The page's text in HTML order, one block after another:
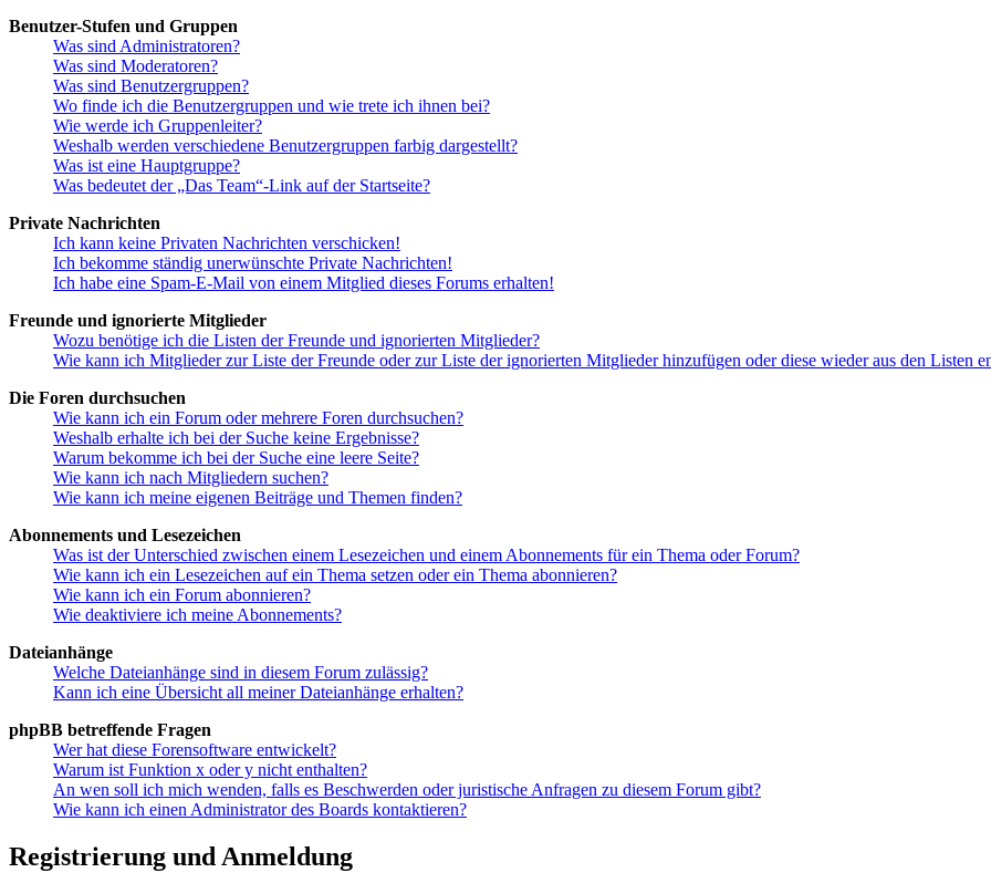
Benutzer-Stufen und Gruppen
Was sind Administratoren?
Was sind Moderatoren?
Was sind Benutzergruppen?
Wo finde ich die Benutzergruppen und wie trete ich ihnen bei?
Wie werde ich Gruppenleiter?
Weshalb werden verschiedene Benutzergruppen farbig dargestellt?
Was ist eine Hauptgruppe?
Was bedeutet der „Das Team“-Link auf der Startseite?
Private Nachrichten
Ich kann keine Privaten Nachrichten verschicken!
Ich bekomme ständig unerwünschte Private Nachrichten!
Ich habe eine Spam-E-Mail von einem Mitglied dieses Forums erhalten!
Freunde und ignorierte Mitglieder
Wozu benötige ich die Listen der Freunde und ignorierten Mitglieder?
Wie kann ich Mitglieder zur Liste der Freunde oder zur Liste der ignorierten Mitglieder hinzufügen oder diese wieder aus den Listen
Die Foren durchsuchen
Wie kann ich ein Forum oder mehrere Foren durchsuchen?
Weshalb erhalte ich bei der Suche keine Ergebnisse?
Warum bekomme ich bei der Suche eine leere Seite?
Wie kann ich nach Mitgliedern suchen?
Wie kann ich meine eigenen Beiträge und Themen finden?
Abonnements und Lesezeichen
Was ist der Unterschied zwischen einem Lesezeichen und einem Abonnements für ein Thema oder Forum?
Wie kann ich ein Lesezeichen auf ein Thema setzen oder ein Thema abonnieren?
Wie kann ich ein Forum abonnieren?
Wie deaktiviere ich meine Abonnements?
Dateianhänge
Welche Dateianhänge sind in diesem Forum zulässig?
Kann ich eine Übersicht all meiner Dateianhänge erhalten?
phpBB betreffende Fragen
Wer hat diese Forensoftware entwickelt?
Warum ist Funktion x oder y nicht enthalten?
An wen soll ich mich wenden, falls es Beschwerden oder juristische Anfragen zu diesem Forum gibt?
Wie kann ich einen Administrator des Boards kontaktieren?
Registrierung und Anmeldung